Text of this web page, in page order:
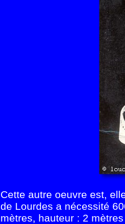
Cette autre oeuvre est,
de Lourdes a nécessité
mètres, hauteur : 2